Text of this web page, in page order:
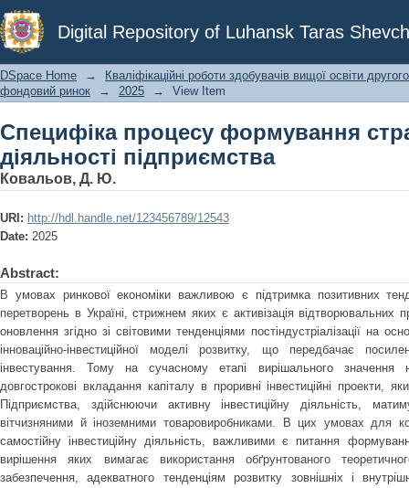
Digital Repository of Luhansk Taras
Специфіка процесу формування
підприємства
DSpace Home →
Кваліфікаційні роботи здобувачів вищої освіти
фондовий ринок
→ 2025 → View Item
Специфіка процесу формування
діяльності підприємства
Ковальов, Д. Ю.
URI: http://hdl.handle.net/123456789/12543
Date: 2025
Abstract:
В умовах ринкової економіки важливою є підтримка позитивних
перетворень в Україні, стрижнем яких є активізація відтворювальних
оновлення згідно зі світовими тенденціями постіндустріалізації на
інноваційно-інвестиційної моделі розвитку, що передбачає
інвестування. Тому на сучасному етапі вирішального значення
довгострокові вкладання капіталу в проривні інвестиційні проекти,
Підприємства, здійснюючи активну інвестиційну діяльність,
вітчизняними й іноземними товаровиробниками. В цих умовах для
самостійну інвестиційну діяльність, важливими є питання
вирішення яких вимагає використання обґрунтованого
забезпечення, адекватного тенденціям розвитку зовнішніх і